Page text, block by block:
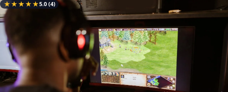
★★★★★5.0(4)